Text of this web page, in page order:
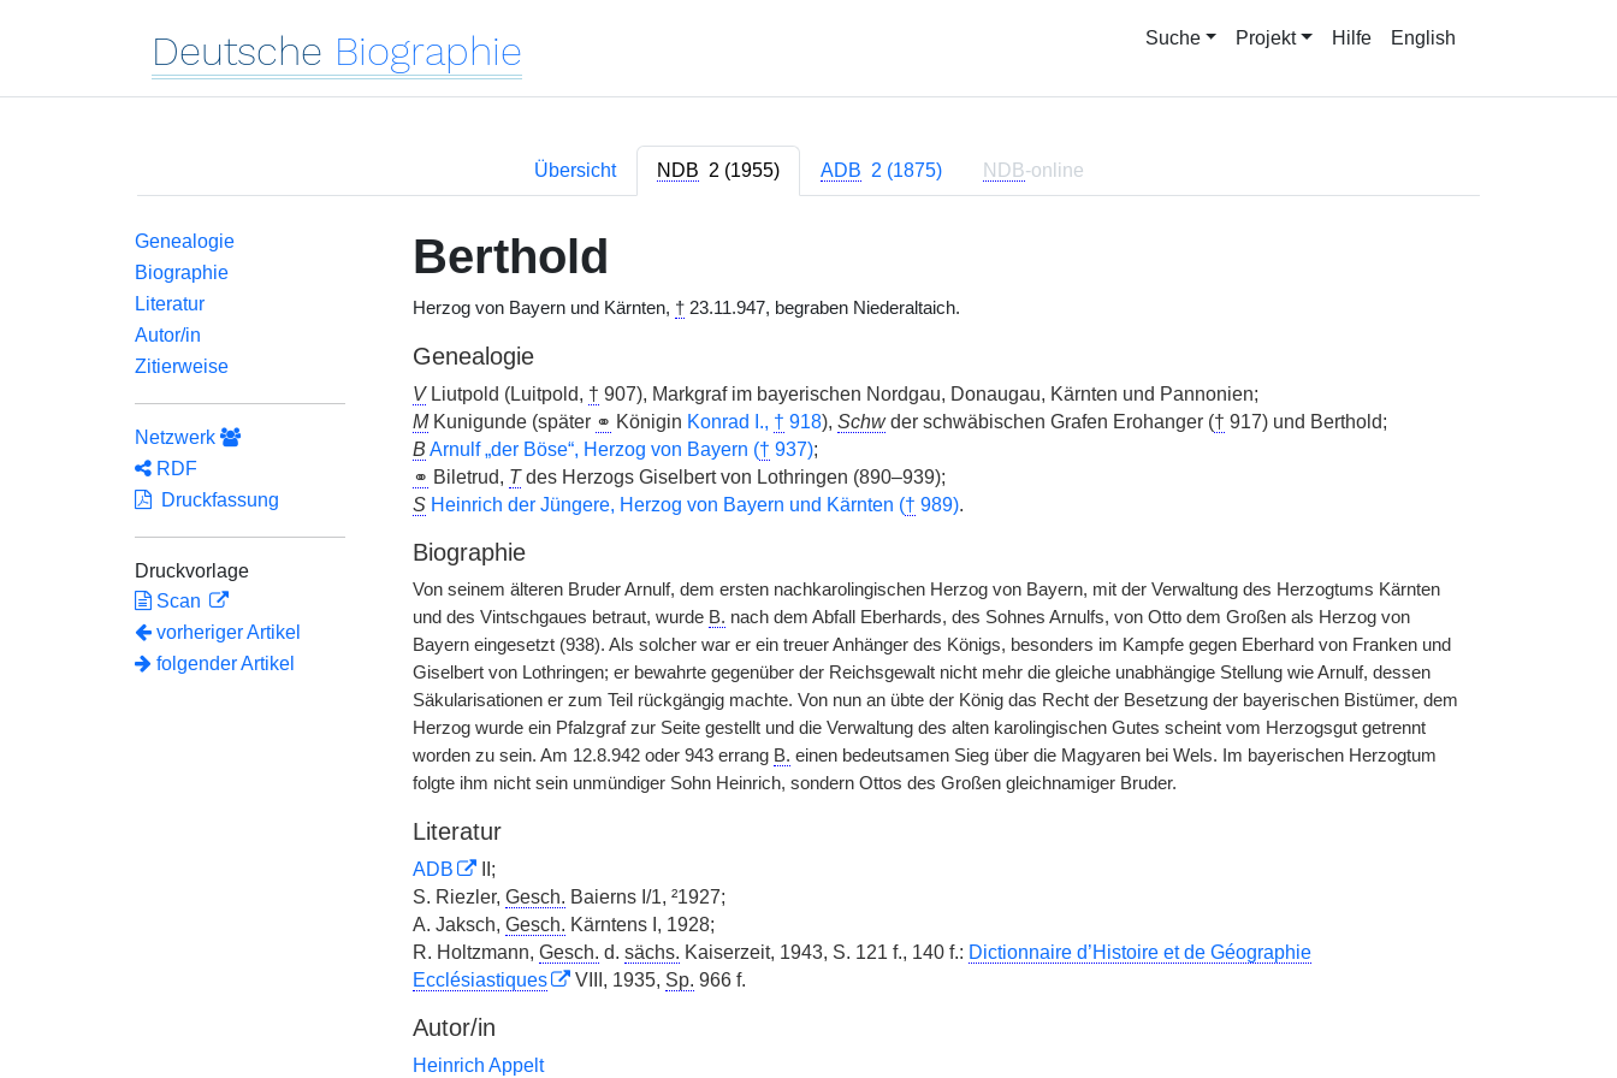
Deutsche Biographie Suche Projekt Hilfe English
Übersicht NDB 2 (1955) ADB 2 (1875) NDB-online
Genealogie
Biographie
Literatur
Autor/in
Zitierweise
Netzwerk
RDF
Druckfassung
Druckvorlage
Scan
vorheriger Artikel
folgender Artikel
Berthold
Herzog von Bayern und Kärnten, †23.11.947, begraben Niederaltaich.
Genealogie
VLiutpold (Luitpold, † 907), Markgraf im bayerischen Nordgau, Donaugau, Kärnten und Pannonien;
MKunigunde (später ⚭ Königin Konrad I., † 918), Schwder schwäbischen Grafen Erohanger († 917) und Berthold;
B Arnulf „der Böse“, Herzog von Bayern († 937);
⚭ Biletrud, Tdes Herzogs Giselbert von Lothringen (890–939);
S Heinrich der Jüngere, Herzog von Bayern und Kärnten († 989).
Biographie
Von seinem älteren Bruder Arnulf, dem ersten nachkarolingischen Herzog von Bayern, mit der Verwaltung des Herzogtums Kärnten
und des Vintschgaues betraut, wurde B. nach dem Abfall Eberhards, des Sohnes Arnulfs, von Otto dem Großen als Herzog von
Bayern eingesetzt (938). Als solcher war er ein treuer Anhänger des Königs, besonders im Kampfe gegen Eberhard von Franken und
Giselbert von Lothringen; er bewahrte gegenüber der Reichsgewalt nicht mehr die gleiche unabhängige Stellung wie Arnulf, dessen
Säkularisationen er zum Teil rückgängig machte. Von nun an übte der König das Recht der Besetzung der bayerischen Bistümer, dem
Herzog wurde ein Pfalzgraf zur Seite gestellt und die Verwaltung des alten karolingischen Gutes scheint vom Herzogsgut getrennt
worden zu sein. Am 12.8.942 oder 943 errang B. einen bedeutsamen Sieg über die Magyaren bei Wels. Im bayerischen Herzogtum
folgte ihm nicht sein unmündiger Sohn Heinrich, sondern Ottos des Großen gleichnamiger Bruder.
Literatur
ADB
II;
S. Riezler, Gesch. Baierns I/1, ²1927;
A. Jaksch, Gesch. Kärntens I, 1928;
R. Holtzmann, Gesch. d. sächs. Kaiserzeit, 1943, S. 121 f., 140 f.: Dictionnaire d’Histoire et de Géographie
Ecclésiastiques
VIII, 1935, Sp. 966 f.
Autor/in
Heinrich Appelt